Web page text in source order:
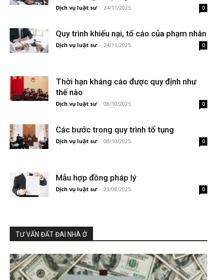
Dịch vụ luật sư - 24/11/2025 0
Quy trình khiếu nại, tố cáo của phạm nhân
Dịch vụ luật sư - 24/11/2025 0
Thời hạn kháng cáo được quy định như
thế nào
Dịch vụ luật sư - 08/10/2025 0
Các bước trong quy trình tố tụng
Dịch vụ luật sư - 08/10/2025 0
Mẫu hợp đồng pháp lý
Dịch vụ luật sư - 23/08/2025 0
TƯ VẤN ĐẤT ĐAI NHÀ Ở